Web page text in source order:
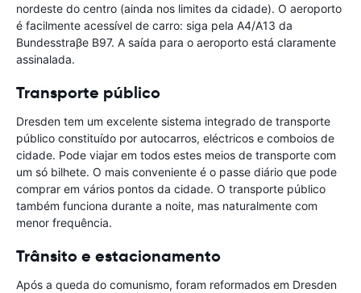
nordeste do centro (ainda nos limites da cidade). O aeroporto
é facilmente acessível de carro: siga pela A4/A13 da
Bundesstraβe B97. A saída para o aeroporto está claramente
assinalada.
Transporte público
Dresden tem um excelente sistema integrado de transporte
público constituído por autocarros, eléctricos e comboios de
cidade. Pode viajar em todos estes meios de transporte com
um só bilhete. O mais conveniente é o passe diário que pode
comprar em vários pontos da cidade. O transporte público
também funciona durante a noite, mas naturalmente com
menor frequência.
Trânsito e estacionamento
Após a queda do comunismo, foram reformados em Dresden